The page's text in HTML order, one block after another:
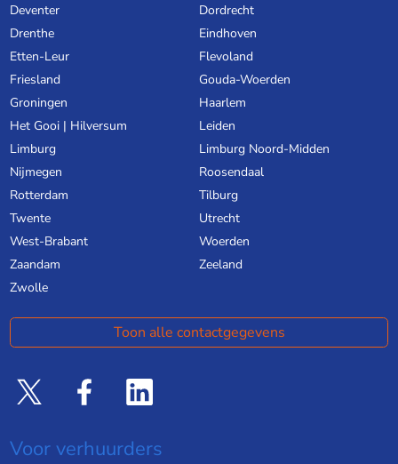
Deventer
Dordrecht
Drenthe
Eindhoven
Etten-Leur
Flevoland
Friesland
Gouda-Woerden
Groningen
Haarlem
Het Gooi | Hilversum
Leiden
Limburg
Limburg Noord-Midden
Nijmegen
Roosendaal
Rotterdam
Tilburg
Twente
Utrecht
West-Brabant
Woerden
Zaandam
Zeeland
Zwolle
Toon alle contactgegevens
Voor verhuurders